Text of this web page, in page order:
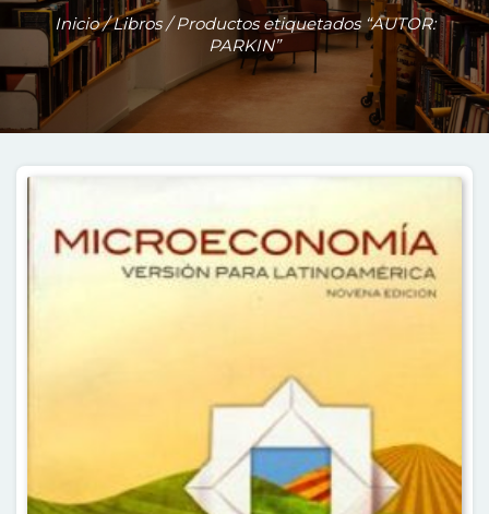
Inicio/Libros/ Productos etiquetados “AUTOR:
PARKIN”